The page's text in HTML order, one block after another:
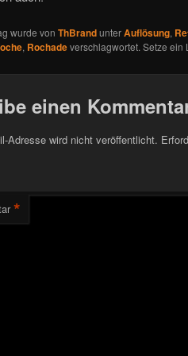
wurde von ThBrandunterAuflösung,
, Rochadeverschlagwortet. Setze ein
einen
Adresse wird nicht veröffentlicht.
*